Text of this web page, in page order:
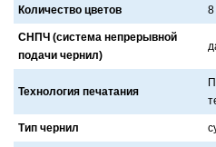
Количество цветов 8
СНПЧ (система непрерывной
подачи чернил)
Технология печатания
Тип чернил